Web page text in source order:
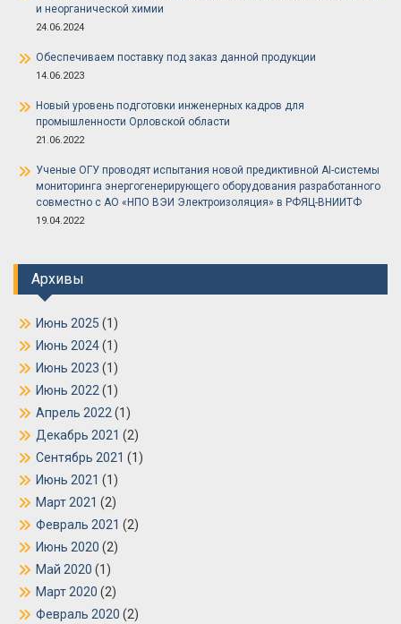
и неорганической химии
24.06.2024
Обеспечиваем поставку под заказ данной продукции
14.06.2023
Новый уровень подготовки инженерных кадров для
промышленности Орловской области
21.06.2022
Ученые ОГУ проводят испытания новой предиктивной AI-системы
мониторинга энергогенерирующего оборудования разработанного
совместно с АО «НПО ВЭИ Электроизоляция» в РФЯЦ-ВНИИТФ
19.04.2022
Архивы
Июнь 2025 (1)
Июнь 2024(1)
Июнь 2023 (1)
Июнь 2022 (1)
Апрель 2022 (1)
Декабрь 2021 (2)
Сентябрь 2021 (1)
Июнь 2021 (1)
Март 2021 (2)
Февраль 2021 (2)
Июнь 2020 (2)
Май 2020 (1)
Март 2020 (2)
Февраль 2020 (2)